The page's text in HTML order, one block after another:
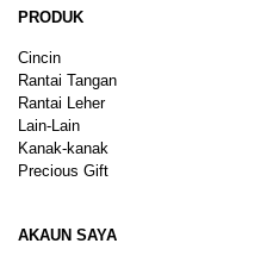
PRODUK
Cincin
Rantai Tangan
Rantai Leher
Lain-Lain
Kanak-kanak
Precious Gift
AKAUN SAYA